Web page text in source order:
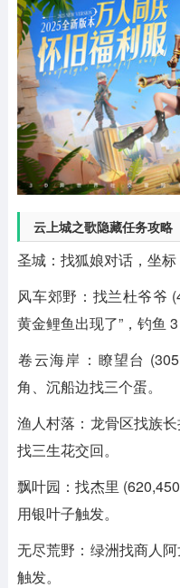
云上城之歌隐藏任务攻略
圣城‌：找狐娘对话，坐标
风车郊野‌：找兰杜爷爷
黄金鲤鱼出现了”，钓鱼 3
卷云海岸‌：瞭望台
角、沉船边找三个蛋。
渔人村落‌：龙骨区找族
找三生花交回。
飘叶园‌：找杰里
用银叶子触发。
无尽荒野‌：绿洲找商人
触发。